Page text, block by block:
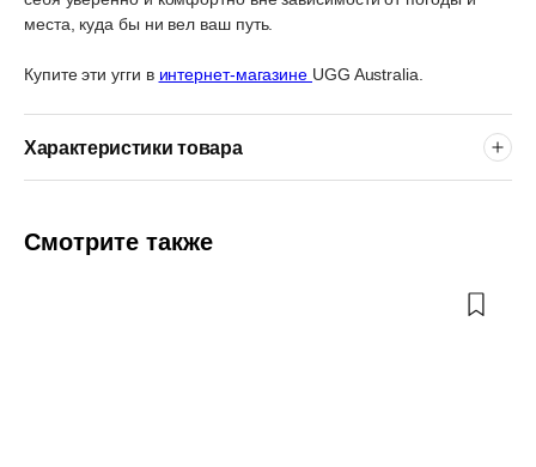
места, куда бы ни вел ваш путь.
Купите эти угги в интернет-магазине UGG Australia.
Характеристики товара
Смотрите также